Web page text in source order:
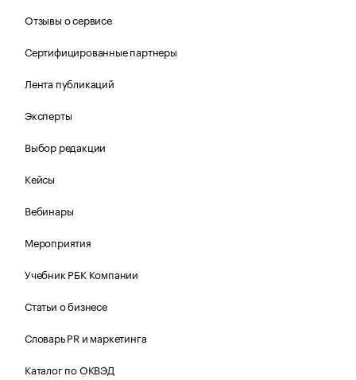
Отзывы о сервисе
Сертифицированные партнеры
Лента публикаций
Эксперты
Выбор редакции
Кейсы
Вебинары
Мероприятия
Учебник РБК Компании
Статьи о бизнесе
Словарь PR и маркетинга
Каталог по ОКВЭД